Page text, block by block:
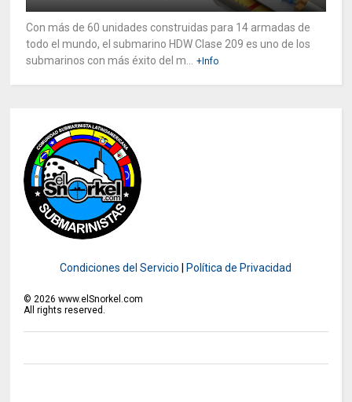
Con más de 60 unidades construidas para 14 armadas de
todo el mundo, el submarino HDW Clase 209 es uno de los
submarinos con más éxito del m...
+Info
Condiciones del Servicio Política de Privacidad
© 2026 www.elSnorkel.com
All rights reserved.